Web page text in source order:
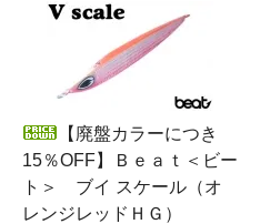
【廃盤カラーにつき
15％OFF】Ｂｅａｔ＜ビー
ト＞ ブイ スケール（オ
レンジレッドＨＧ）